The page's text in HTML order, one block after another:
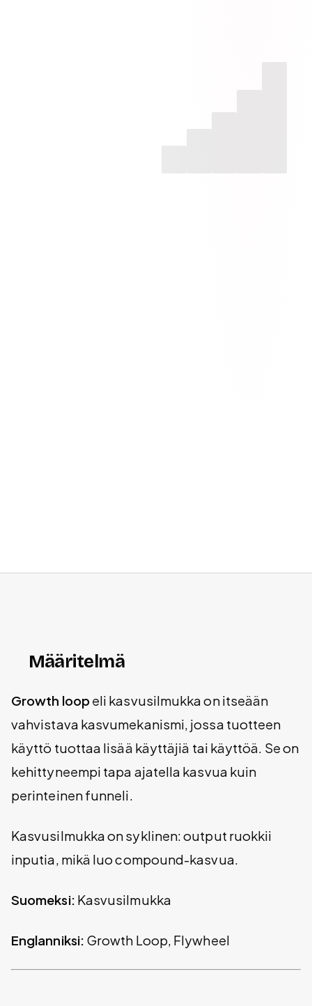
Määritelmä
Growth loopeli kasvusilmukka on itseään
vahvistava kasvumekanismi, jossa tuotteen
käyttö tuottaa lisää käyttäjiä tai käyttöä. Se on
kehittyneempi tapa ajatella kasvua kuin
perinteinen funneli.
Kasvusilmukka on syklinen: output ruokkii
inputia, mikä luo compound-kasvua.
Suomeksi: Kasvusilmukka
Englanniksi: Growth Loop, Flywheel